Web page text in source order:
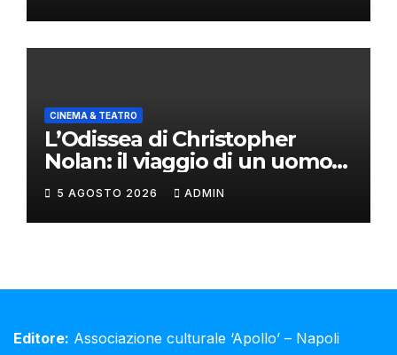
CINEMA & TEATRO
L’Odissea di Christopher
Nolan: il viaggio di un uomo
oltre il mito
5 AGOSTO 2026 ADMIN
Editore: Associazione culturale ‘Apollo’ – Napoli